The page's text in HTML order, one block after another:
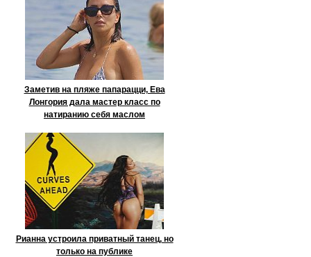
Заметив на пляже папарацци, Ева
Лонгория дала мастер класс по
натиранию себя маслом
Рианна устроила приватный танец, но
только на публике